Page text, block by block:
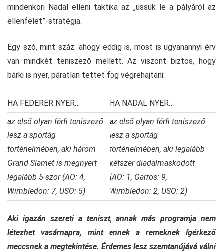
mindenkori Nadal elleni taktika az „üssük le a pályáról az
ellenfelet”-stratégia.
Egy szó, mint száz: ahogy eddig is, most is ugyanannyi érv
van mindkét teniszező mellett. Az viszont biztos, hogy
bárki is nyer, páratlan tettet fog végrehajtani:
HA FEDERER NYER…
HA NADAL NYER…
az első olyan férfi teniszező
lesz a sportág
történelmében, aki három
Grand Slamet is megnyert
legalább 5-ször (AO: 4,
Wimbledon: 7, USO: 5)
az első olyan férfi teniszező
lesz a sportág
történelmében, aki legalább
kétszer diadalmaskodott
(AO: 1, Garros: 9,
Wimbledon: 2, USO: 2)
Aki igazán szereti a teniszt, annak más programja nem
létezhet vasárnapra, mint ennek a remeknek ígérkező
meccsnek a megtekintése. Érdemes lesz szemtanújává válni